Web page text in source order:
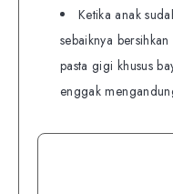
Ketika anak
sebaiknya
pasta gigi khusus
enggak